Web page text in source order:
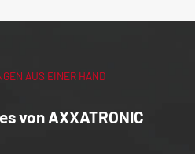
AUS EINER HAND
von AXXATRONIC